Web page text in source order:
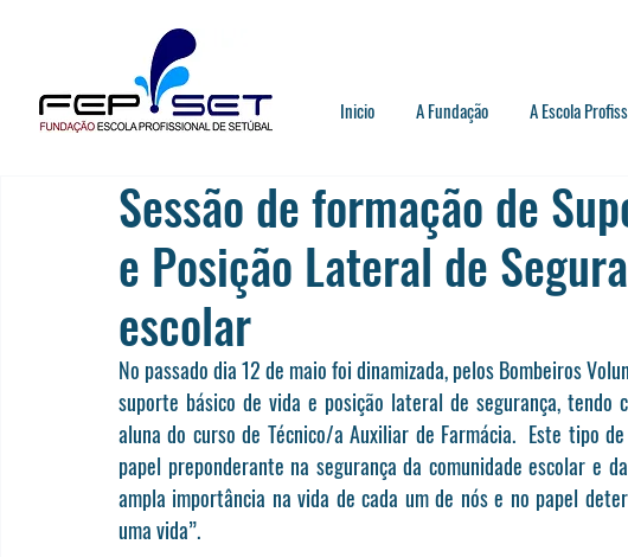
Inicio A Fundação A Escola
Sessão de formação de
e Posição Lateral de
escolar
No passado dia 12 de maio foi dinamizada, pelos Bombeiros
suporte básico de vida e posição lateral de segurança,
aluna do curso de Técnico/a Auxiliar de Farmácia.  Este tipo
papel preponderante na segurança da comunidade escolar e
ampla importância na vida de cada um de nós e no papel
uma vida”.